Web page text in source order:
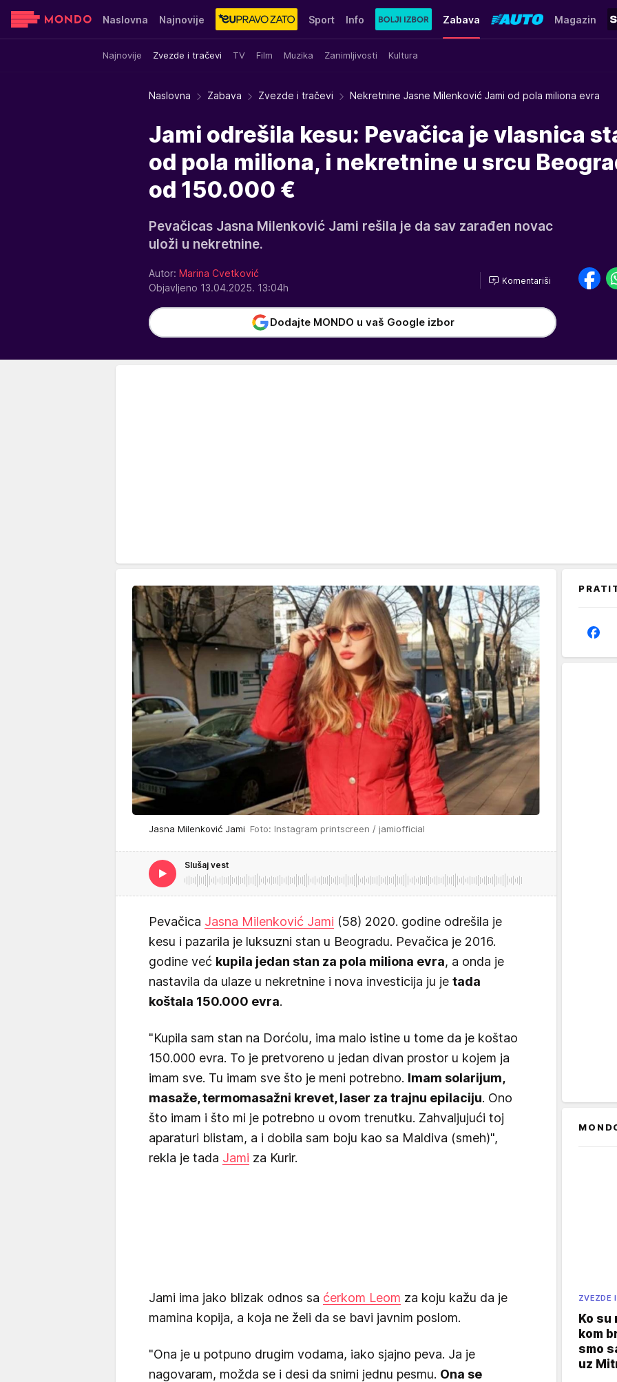
Naslovna Najnovije Sport Info Zabava
Najnovije Zvezde i tračevi TV Film Muzika Zanimljivosti Kultura
Magazin
Sensa Stvar ukusa Yumama
Naslovna Zabava Zvezde i tračevi Nekretnine Jasne Milenković Jami od pola miliona evra
Jami odrešila kesu: Pevačica je vlasnica
od pola miliona, i nekretnine u srcu
od 150.000 €
Pevačicas Jasna Milenković Jami rešila je da sav zarađen novac
uloži u nekretnine.
Autor: Marina Cvetković
Objavljeno 13.04.2025. 13:04h
Komentariši
Dodajte MONDO u vaš Google izbor
Jasna Milenković Jami Foto: Instagram printscreen / jamiofficial
Slušaj vest
Pevačica Jasna Milenković Jami (58) 2020. godine odrešila je
kesu i pazarila je luksuzni stan u Beogradu. Pevačica je 2016.
godine već kupila jedan stan za pola miliona evra, a onda je
nastavila da ulaze u nekretnine i nova investicija ju je tada
koštala 150.000 evra.
"Kupila sam stan na Dorćolu, ima malo istine u tome da je koštao
150.000 evra. To je pretvoreno u jedan divan prostor u kojem ja
imam sve. Tu imam sve što je meni potrebno. Imam solarijum,
masaže, termomasažni krevet, laser za trajnu epilaciju. Ono
što imam i što mi je potrebno u ovom trenutku. Zahvaljujući toj
aparaturi blistam, a i dobila sam boju kao sa Maldiva (smeh)",
rekla je tada Jami za Kurir.
Jami ima jako blizak odnos sa ćerkom Leom za koju kažu da je
mamina kopija, a koja ne želi da se bavi javnim poslom.
"Ona je u potpuno drugim vodama, iako sjajno peva. Ja je
nagovaram, možda se i desi da snimi jednu pesmu. Ona se
ZVEZDE
Ko su
kom
smo
uz